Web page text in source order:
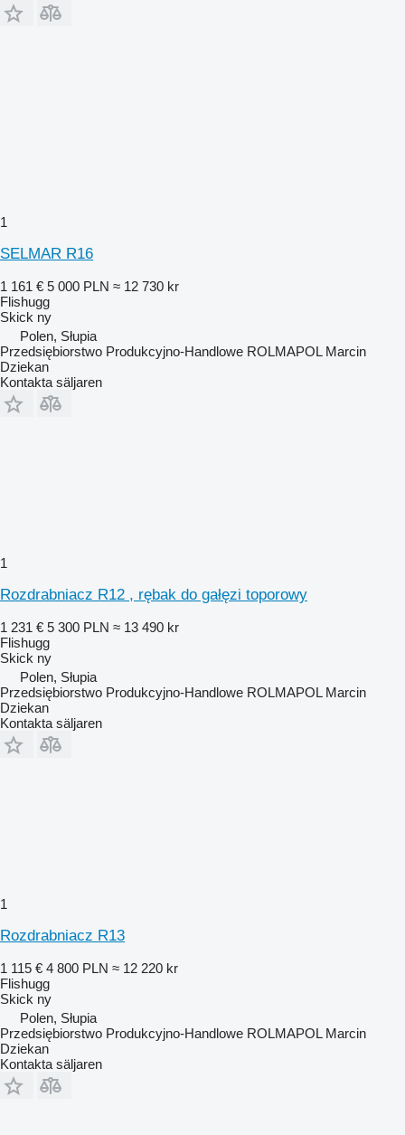
1
SELMAR R16
1 161 € 5 000 PLN ≈ 12 730 kr
Flishugg
Skick ny
Polen, Słupia
Przedsiębiorstwo Produkcyjno-Handlowe ROLMAPOL Marcin
Dziekan
Kontakta säljaren
1
Rozdrabniacz R12 , rębak do gałęzi toporowy
1 231 € 5 300 PLN ≈ 13 490 kr
Flishugg
Skick ny
Polen, Słupia
Przedsiębiorstwo Produkcyjno-Handlowe ROLMAPOL Marcin
Dziekan
Kontakta säljaren
1
Rozdrabniacz R13
1 115 € 4 800 PLN ≈ 12 220 kr
Flishugg
Skick ny
Polen, Słupia
Przedsiębiorstwo Produkcyjno-Handlowe ROLMAPOL Marcin
Dziekan
Kontakta säljaren